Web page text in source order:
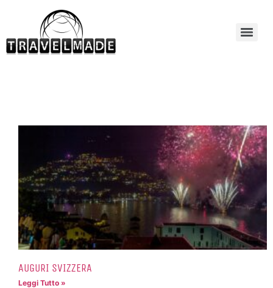
AUGURI SVIZZERA
Leggi Tutto »